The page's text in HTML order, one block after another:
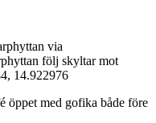
via
följ skyltar mot
14.922976
öppet med gofika både före